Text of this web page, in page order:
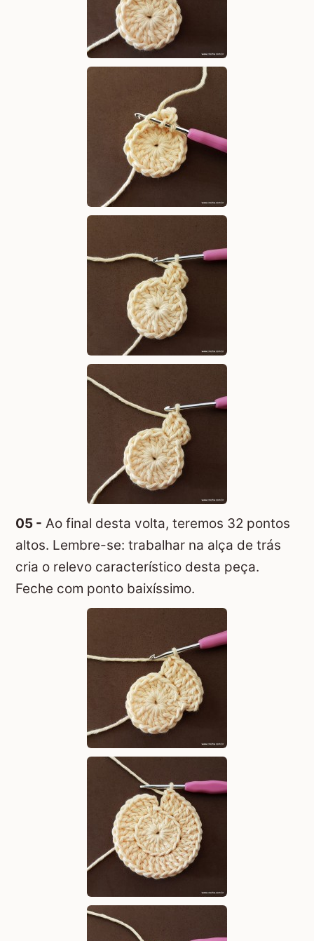
05 - Ao final desta volta, teremos 32 pontos
altos. Lembre-se: trabalhar na alça de trás
cria o relevo característico desta peça.
Feche com ponto baixíssimo.